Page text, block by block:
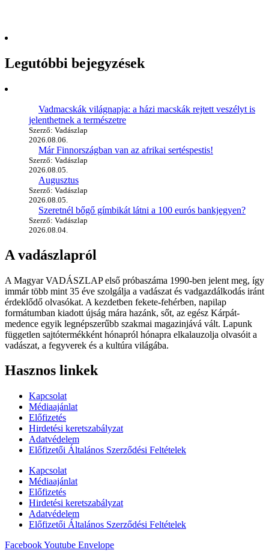
Legutóbbi bejegyzések
Vadmacskák világnapja: a házi macskák rejtett veszélyt is
jelenthetnek a természetre
Szerző: Vadászlap
2026.08.06.
Már Finnországban van az afrikai sertéspestis!
Szerző: Vadászlap
2026.08.05.
Augusztus
Szerző: Vadászlap
2026.08.05.
Szeretnél bőgő gímbikát látni a 100 eurós bankjegyen?
Szerző: Vadászlap
2026.08.04.
A vadászlapról
A Magyar VADÁSZLAP első próbaszáma 1990-ben jelent meg, így
immár több mint 35 éve szolgálja a vadászat és vadgazdálkodás iránt
érdeklődő olvasókat. A kezdetben fekete-fehérben, napilap
formátumban kiadott újság mára hazánk, sőt, az egész Kárpát-
medence egyik legnépszerűbb szakmai magazinjává vált. Lapunk
független sajtótermékként hónapról hónapra elkalauzolja olvasóit a
vadászat, a fegyverek és a kultúra világába.
Hasznos linkek
Kapcsolat
Médiaajánlat
Előfizetés
Hirdetési keretszabályzat
Adatvédelem
Előfizetői Általános Szerződési Feltételek
Kapcsolat
Médiaajánlat
Előfizetés
Hirdetési keretszabályzat
Adatvédelem
Előfizetői Általános Szerződési Feltételek
FacebookYoutube Envelope